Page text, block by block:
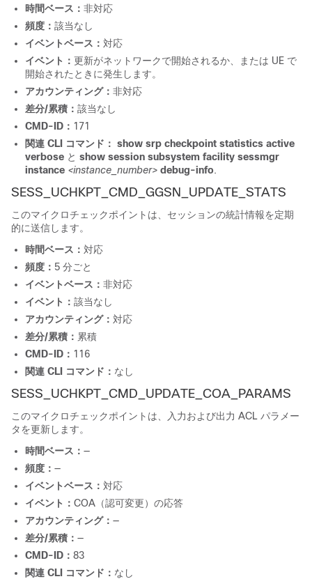
時間ベース： 非対応
頻度： 該当なし
イベントベース： 対応
イベント： 更新がネットワークで開始されるか、または UE で
開始されたときに発生します。
アカウンティング： 非対応
差分/累積： 該当なし
CMD-ID： 171
関連 CLI コマンド： show srp checkpoint statistics active
verbose と show session subsystem facility sessmgr
instance <instance_number> debug-info.
SESS_UCHKPT_CMD_GGSN_UPDATE_STATS
このマイクロチェックポイントは、セッションの統計情報を定期
的に送信します。
時間ベース： 対応
頻度： 5 分ごと
イベントベース： 非対応
イベント： 該当なし
アカウンティング： 対応
差分/累積： 累積
CMD-ID： 116
関連 CLI コマンド： なし
SESS_UCHKPT_CMD_UPDATE_COA_PARAMS
このマイクロチェックポイントは、入力および出力 ACL パラメー
タを更新します。
時間ベース： —
頻度： —
イベントベース： 対応
イベント： COA（認可変更）の応答
アカウンティング： —
差分/累積： —
CMD-ID： 83
関連 CLI コマンド： なし